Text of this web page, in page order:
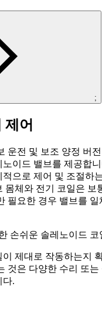
;
제어
운전 및 보조 양정 버
이드 밸브를 제공합
으로 제어 및 조절하
몸체와 전기 코일은 보
필요한 경우 밸브를 일
손쉬운 솔레노이드 코
제대로 작동하는지
것은 다양한 수리 또는
다.